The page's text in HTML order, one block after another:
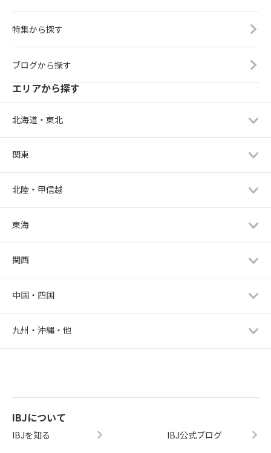
特集から探す
ブログから探す
エリアから探す
北海道・東北
関東
北陸・甲信越
東海
関西
中国・四国
九州・沖縄・他
IBJについて
IBJを知る IBJ公式ブログ